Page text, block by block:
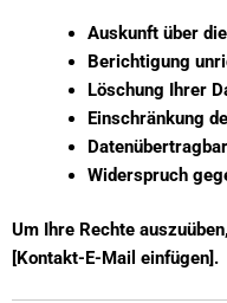
Auskunft über
Berichtigung
Löschung Ihrer
Einschränkung
Widerspruch
Um Ihre Rechte
[Kontakt-E-Mail einfügen].